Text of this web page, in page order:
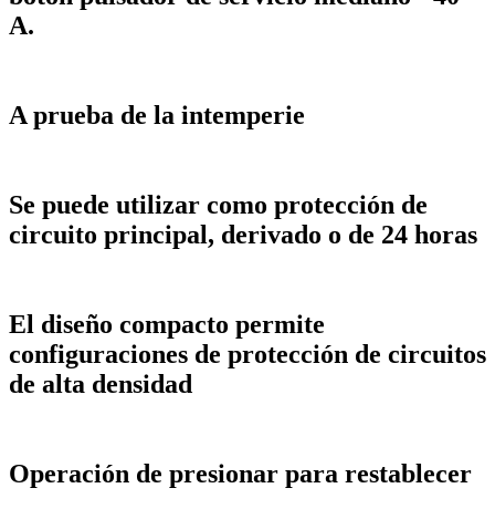
A.
A prueba de la intemperie
Se puede utilizar como protección de
circuito principal, derivado o de 24 horas
El diseño compacto permite
configuraciones de protección de circuitos
de alta densidad
Operación de presionar para restablecer